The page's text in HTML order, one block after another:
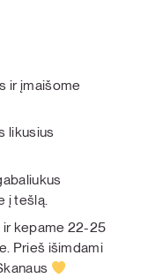
ir įmaišome
likusius
į tešlą.
kepame 22-25
Prieš išimdami